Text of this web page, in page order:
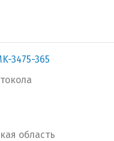
3475-365
область